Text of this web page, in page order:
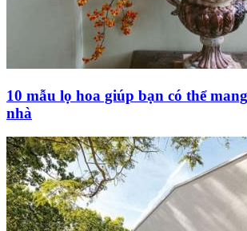
10 mẫu lọ hoa giúp bạn có thể
nhà